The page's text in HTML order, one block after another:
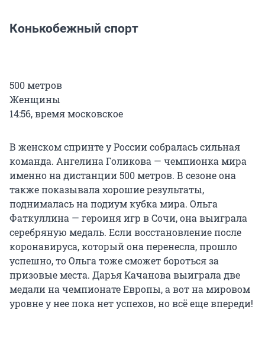
Конькобежный спорт
500 метров
Женщины
14:56, время московское
В женском спринте у России собралась сильная
команда. Ангелина Голикова — чемпионка мира
именно на дистанции 500 метров. В сезоне она
также показывала хорошие результаты,
поднималась на подиум кубка мира. Ольга
Фаткуллина — героиня игр в Сочи, она выиграла
серебряную медаль. Если восстановление после
коронавируса, который она перенесла, прошло
успешно, то Ольга тоже сможет бороться за
призовые места. Дарья Качанова выиграла две
медали на чемпионате Европы, а вот на мировом
уровне у нее пока нет успехов, но всё еще впереди!